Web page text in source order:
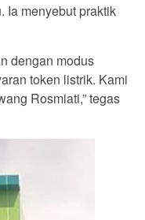
Ia menyebut praktik
dengan modus
token listrik. Kami
Rosmiati,” tegas